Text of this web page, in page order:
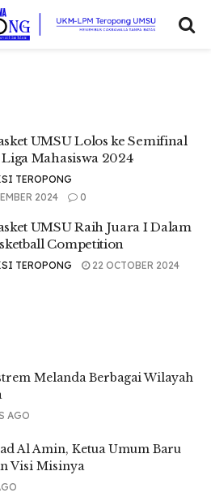
UMSU Lolos ke Semifinal
Mahasiswa 2024
TEROPONG
2024
0
UMSU Raih Juara I Dalam
Competition
TEROPONG
22 OCTOBER 2024
Melanda Berbagai Wilayah
AGO
Al Amin, Ketua Umum Baru
Visi Misinya